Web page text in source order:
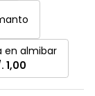
en almibar
1,00